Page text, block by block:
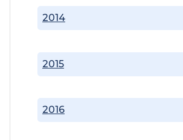
2014
2015
2016